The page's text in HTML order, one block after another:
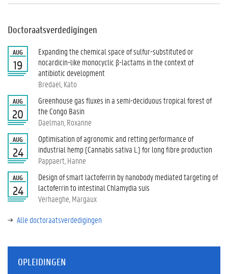
Doctoraatsverdedigingen
AUG
19
Expanding the chemical space of sulfur-substituted or
nocardicin-like monocyclic β-lactams in the context of
antibiotic development
Bredael, Kato
AUG
20
Greenhouse gas fluxes in a semi-deciduous tropical forest of
the Congo Basin
Daelman, Roxanne
AUG
24
Optimisation of agronomic and retting performance of
industrial hemp (Cannabis sativa L.) for long fibre production
Pappaert, Hanne
AUG
24
Design of smart lactoferrin by nanobody mediated targeting of
lactoferrin to intestinal Chlamydia suis
Verhaeghe, Margaux
Alle doctoraatsverdedigingen
OPLEIDINGEN